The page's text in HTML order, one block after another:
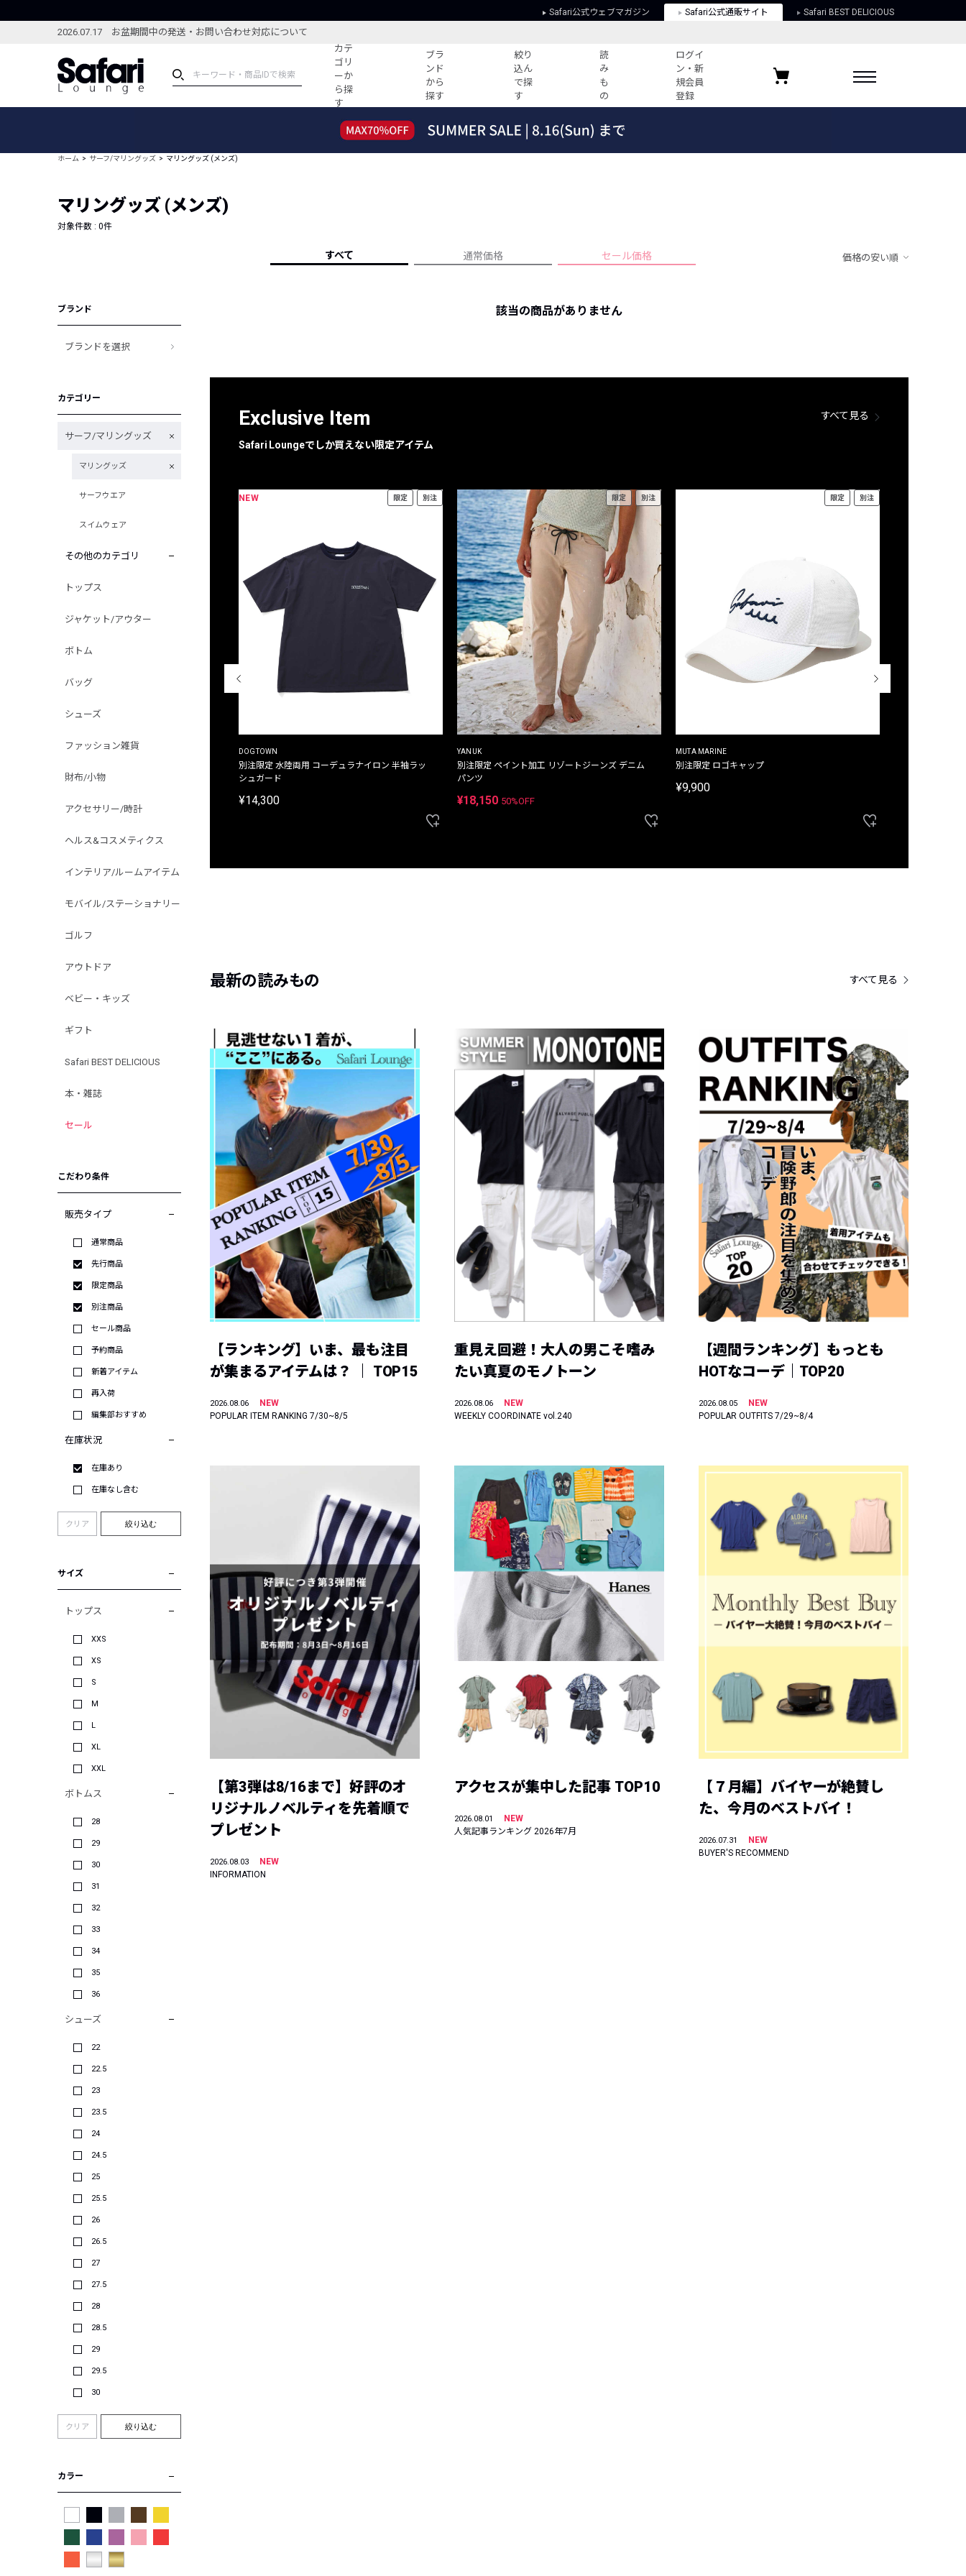
Safari公式ウェブマガジン Safari公式通販サイト Safari BEST DELICIOUS
2026.07.17 お盆期間中の発送・お問い合わせ対応について
カテ
ゴリ
ーか
ら探
す
ブラ
ンド
から
探す
絞り
込ん
で探
す
読
み
も
の
ログイ
ン・新
規会員
登録
ブランドから探す
新着アイテム
編集部のおすすめアイテム
特集記事
すべての記事
人気記事ランキング
フォーカスブランド
プライバシーポリシー
お気に入りブランド
ホーム サーフ/マリングッズ マリングッズ (メンズ)
マリングッズ (メンズ)
対象件数 : 0件
すべて 通常価格 セール価格 価格の安い順
ブランド
ブランドを選択
カテゴリー
サーフ/マリングッズ
マリングッズ
サーフウエア
スイムウェア
その他のカテゴリ
トップス
ジャケット/アウター
ボトム
バッグ
シューズ
ファッション雑貨
財布/小物
アクセサリー/時計
ヘルス&コスメティクス
インテリア/ルームアイテム
モバイル/ステーショナリー
ゴルフ
アウトドア
ベビー・キッズ
ギフト
Safari BEST DELICIOUS
本・雑誌
セール
こだわり条件
販売タイプ
通常商品
先行商品
限定商品
別注商品
セール商品
予約商品
新着アイテム
再入荷
編集部おすすめ
在庫状況
在庫あり
在庫なし含む
クリア 絞り込む
サイズ
トップス
XXS
XS
S
M
L
XL
XXL
ボトムス
28
29
30
31
32
33
34
35
36
シューズ
22
22.5
23
23.5
24
24.5
25
25.5
26
26.5
27
27.5
28
28.5
29
29.5
30
クリア 絞り込む
カラー
該当の商品がありません
Exclusive Item
Safari Loungeでしか買えない限定アイテム
すべて見る
THE DUFFER OF ST.GEORGE
プリントTシャツ
NEW 限定 別注
DOGTOWN
別注限定 水陸両用 コーデュラナイロン 半袖ラッ
シュガード
¥14,300
限定 別注
YANUK
別注限定 ペイント加工 リゾートジーンズ デニム
パンツ
¥18,150 50%OFF
限定 別注
MUTA MARINE
別注限定 ロゴキャップ
¥9,900
最新の読みもの すべて見る
【ランキング】いま、最も注目
が集まるアイテムは？ ｜ TOP15
2026.08.06
NEW
POPULAR ITEM RANKING 7/30~8/5
重見え回避！大人の男こそ嗜み
たい真夏のモノトーン
2026.08.06
NEW
WEEKLY COORDINATE vol.240
【週間ランキング】もっとも
HOTなコーデ｜TOP20
2026.08.05
NEW
POPULAR OUTFITS 7/29~8/4
【第3弾は8/16まで】好評のオ
リジナルノベルティを先着順で
プレゼント
2026.08.03
NEW
INFORMATION
アクセスが集中した記事 TOP10
2026.08.01
NEW
人気記事ランキング 2026年7月
【７月編】バイヤーが絶賛し
た、今月のベストバイ！
2026.07.31
NEW
BUYER'S RECOMMEND